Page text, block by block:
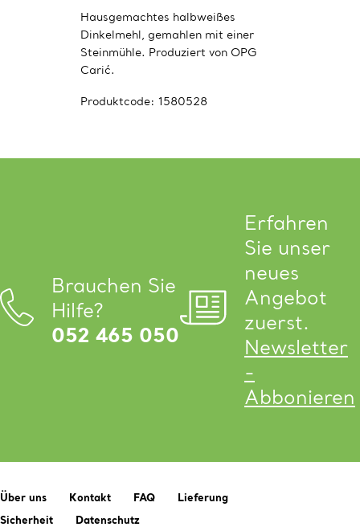
Hausgemachtes halbweißes
Dinkelmehl, gemahlen mit einer
Steinmühle. Produziert von OPG
Carić.
Produktcode: 1580528
Brauchen Sie
Hilfe?
052 465 050
Erfahren
Sie unser
neues
Angebot
zuerst.
Newsletter
-
Abbonieren
Über uns Kontakt FAQ
Lieferung
Sicherheit
Datenschutz